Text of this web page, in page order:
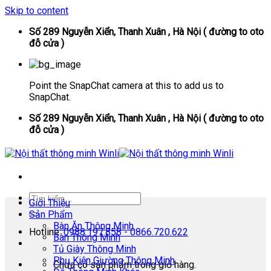
Skip to content
Số 289 Nguyễn Xiển, Thanh Xuân , Hà Nội ( đường to oto
đỗ cửa )
Point the SnapChat camera at this to add us to
SnapChat.
Số 289 Nguyễn Xiển, Thanh Xuân , Hà Nội ( đường to oto
đỗ cửa )
Hotline:0988.197.858 - 0866.720.622
Chưa có sản phẩm trong giỏ hàng.
Giới Thiệu
Sản Phẩm
Bàn Ăn Thông Minh
Bàn Thông Minh
Tủ Giày Thông Minh
Phụ Kiện Giường Thông Minh